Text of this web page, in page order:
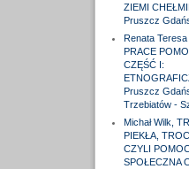
ZIEMI
Pruszcz
Renata Teresa
PRACE
CZĘŚĆ I:
Pruszcz
Trzebiatów -
Michał Wilk,
PIEKŁA,
CZYLI
SPOŁECZNA